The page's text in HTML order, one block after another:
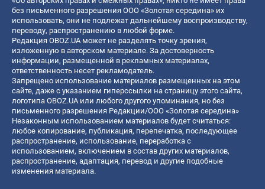
без письменного разрешения ООО «Золотая середина» их
использовать, они не подлежат дальнейшему воспроизводству,
переводу, распространению в любой форме.
Редакция OBOZ.UA может не разделять точку зрения,
изложенную в авторском материале. За достоверность
информации, размещенной в рекламных материалах,
ответственность несет рекламодатель.
Запрещено использование материалов размещенных на этом
сайте, даже с указанием гиперссылки на страницу этого сайта,
логотипа OBOZ.UA или любого другого упоминания, но без
письменного разрешения Редакции/ООО «Золотая середина»
Незаконным использованием материалов будет считаться:
любое копирование, публикация, перепечатка, последующее
распространение, использование, переработка с
использованием, включением в состав других материалов,
распространение, адаптация, перевод и другие подобные
изменения материала.